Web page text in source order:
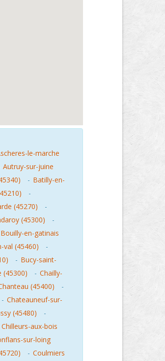
le-marche
Autruy-sur-juine
- Batilly-en-
-
(45270)
-
(45300)
-
Bouilly-en-gatinais
val (45460)
-
- Bucy-saint-
(45300) - Chailly-
(45400)
-
- Chateauneuf-sur-
(45480)
-
Chilleurs-aux-bois
sur-loing
- Coulmiers